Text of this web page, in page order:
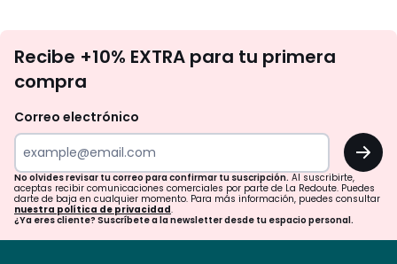
te
tu
para
confirmar
tu
suscripción.
Recibe +10% EXTRA para tu primera
compra
Correo electrónico
OK
No olvides revisar tu correo para confirmar tu suscripción. Al suscribirte,
aceptas recibir comunicaciones comerciales por parte de La Redoute. Puedes
darte de baja en cualquier momento. Para más información, puedes consultar
nuestra política de privacidad.
¿Ya eres cliente? Suscríbete a la newsletter desde tu espacio personal.